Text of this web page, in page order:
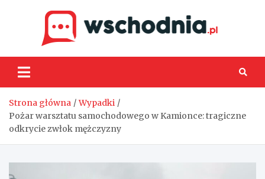
Strona główna
Wypadki
Pożar warsztatu samochodowego w Kamionce: tragiczne
odkrycie zwłok mężczyzny